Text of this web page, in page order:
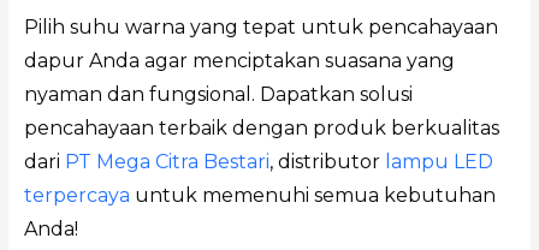
Pilih suhu warna yang tepat untuk pencahayaan
dapur Anda agar menciptakan suasana yang
nyaman dan fungsional. Dapatkan solusi
pencahayaan terbaik dengan produk berkualitas
dari PT Mega Citra Bestari, distributor lampu LED
terpercaya untuk memenuhi semua kebutuhan
Anda!